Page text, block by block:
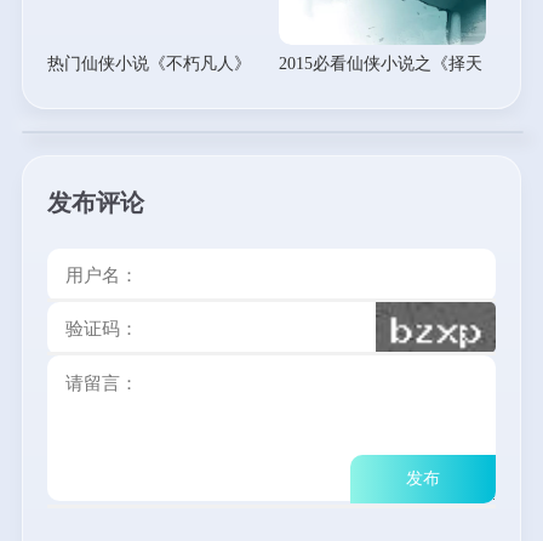
热门仙侠小说《不朽凡人》 2015必看仙侠小说之《择天
发布评论